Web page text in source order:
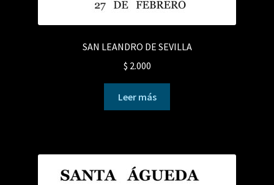
SAN LEANDRO DE SEVILLA
$ 2.000
Leer más